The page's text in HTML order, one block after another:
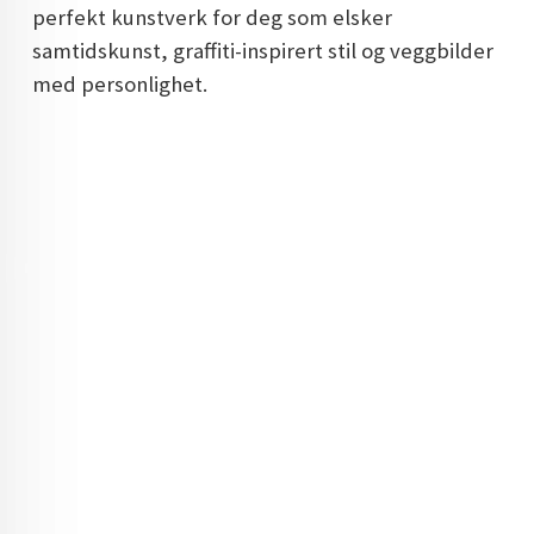
perfekt kunstverk for deg som elsker
samtidskunst, graffiti-inspirert stil og veggbilder
med personlighet.